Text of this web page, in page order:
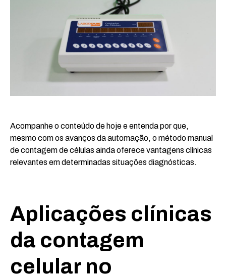
Acompanhe o conteúdo de hoje e entenda por que,
mesmo com os avanços da automação, o método manual
de contagem de células ainda oferece vantagens clínicas
relevantes em determinadas situações diagnósticas.
Aplicações clínicas
da contagem
celular no